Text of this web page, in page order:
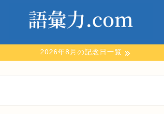
2026年8月の記念日一覧